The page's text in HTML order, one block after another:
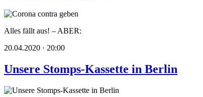
Alles fällt aus! – ABER:
20.04.2020 · 20:00
Unsere Stomps-Kassette in Berlin